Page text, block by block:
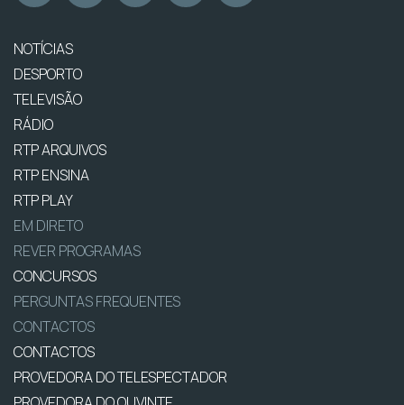
NOTÍCIAS
DESPORTO
TELEVISÃO
RÁDIO
RTP ARQUIVOS
RTP ENSINA
RTP PLAY
EM DIRETO
REVER PROGRAMAS
CONCURSOS
PERGUNTAS FREQUENTES
CONTACTOS
CONTACTOS
PROVEDORA DO TELESPECTADOR